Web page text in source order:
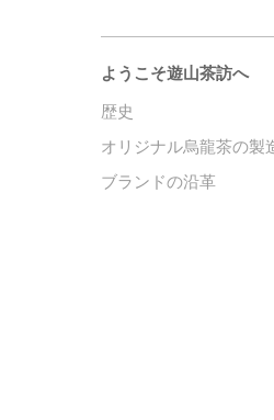
ようこそ遊山茶訪へ
歴史
オリジナル烏龍茶の製
ブランドの沿革